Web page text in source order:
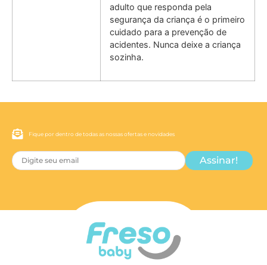
adulto que responda pela
segurança da criança é o primeiro
cuidado para a prevenção de
acidentes. Nunca deixe a criança
sozinha.
Fique por dentro de todas as nossas ofertas e novidades
Assinar!